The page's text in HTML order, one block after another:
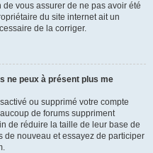
vous assurer de ne pas avoir été
du site internet ait un
de la corriger.
ne peux à présent plus me
ou supprimé votre compte
de forums suppriment
de réduire la taille de leur base de
de nouveau et essayez de participer